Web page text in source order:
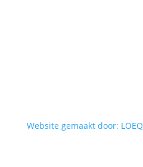
Website gemaakt door: LOEQ